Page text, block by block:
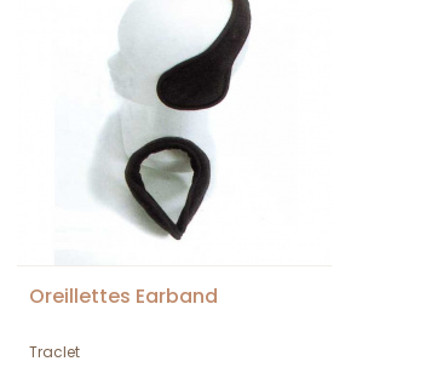
Oreillettes Earband
Traclet